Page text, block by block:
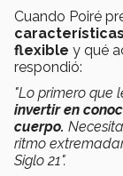
Cuando Poiré
flexible y qué
respondió:
"Lo primero que
invertir en
cuerpo.
ritmo
Siglo 21".